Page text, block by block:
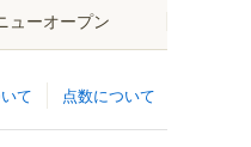
ューオープン
点数について
て